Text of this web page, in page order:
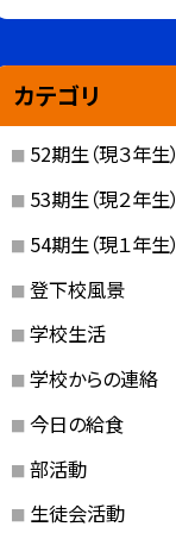
カテゴリ
52期生（現３年生）
53期生（現２年生）
54期生（現１年生）
登下校風景
学校生活
学校からの連絡
今日の給食
部活動
生徒会活動